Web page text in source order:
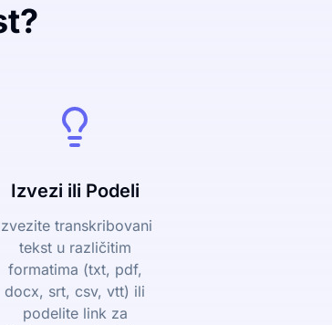
Izvezi ili Podeli
transkribovani
tekst u različitim
formatima (txt, pdf,
docx, srt, csv, vtt) ili
podelite link za